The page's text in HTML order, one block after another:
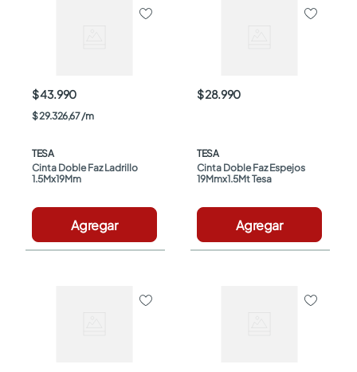
$ 43.990
$29.326,67/m
TESA
Cinta Doble Faz Ladrillo
1.5Mx19Mm
Agregar
$ 28.990
TESA
Cinta Doble Faz Espejos
19Mmx1.5Mt Tesa
Agregar